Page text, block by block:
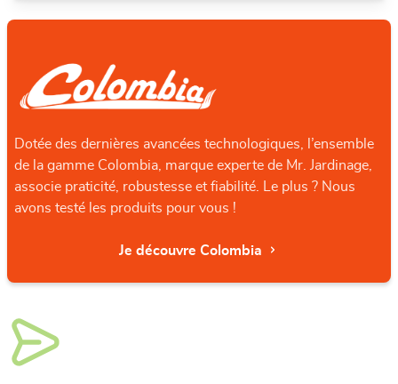
Dotée des dernières avancées technologiques, l’ensemble
de la gamme Colombia, marque experte de Mr. Jardinage,
associe praticité, robustesse et fiabilité. Le plus ? Nous
avons testé les produits pour vous !
Je découvre Colombia